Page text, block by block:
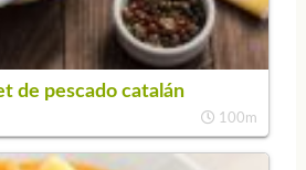
de pescado catalán
100m